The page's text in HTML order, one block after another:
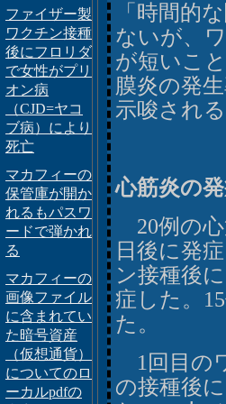
ファイザー製
ワクチン接種
後にフロリダ
で女性がプリ
オン病
（CJD=ヤコ
ブ病）により
死亡
マカフィーの
保管庫が開か
れるもパスワ
ードで弾かれ
る
マカフィーの
画像ファイル
に含まれてい
た暗号資産
（仮想通貨）
についてのロ
ーカルpdfの
「時間的
ないが、
が短いこ
膜炎の発
示唆され
心筋炎の
20例の心
日後に発
ン接種後
症した。
た。
1回目の
の接種後